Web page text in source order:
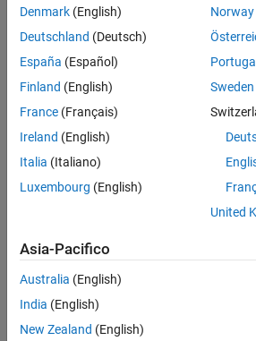
Denmark (English)
Deutschland (Deutsch)
España (Español)
Finland (English)
France (Français)
Ireland (English)
Italia (Italiano)
Luxembourg (English)
Norway
Portugal
Sweden
United
Asia-Pacifico
Australia (English)
India (English)
New Zealand (English)
Centro di fiducia
Informativa
Antipirateria
Stato dell'applicazione
© 1994-2026 The MathWorks, Inc.